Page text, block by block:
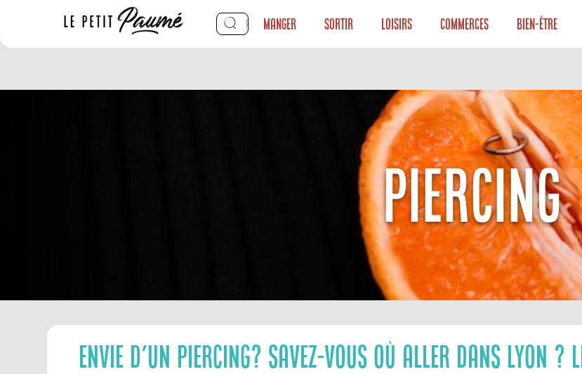
Manger Sortir Loisirs Commerces Bien-être
PIERCING
Envie D'un Piercing? Savez-Vous Où Aller Dans Lyon ?